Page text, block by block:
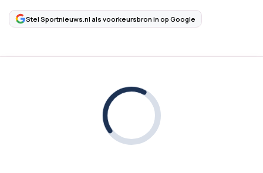
Stel Sportnieuws.nl als voorkeursbron in op Google